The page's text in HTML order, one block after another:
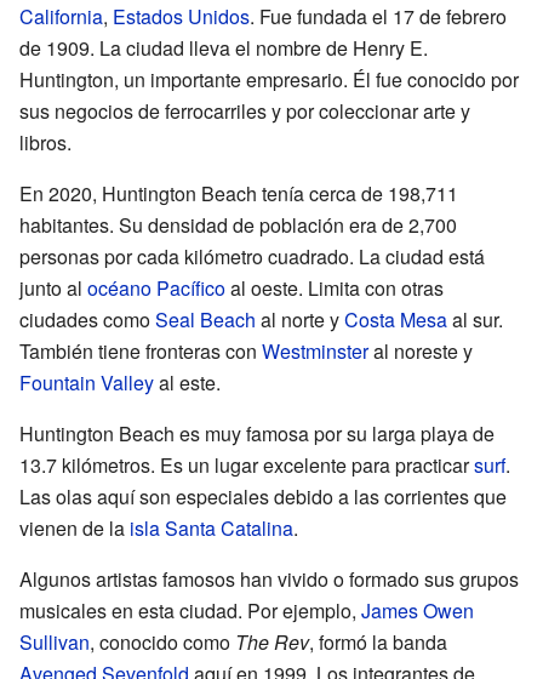
California, Estados Unidos. Fue fundada el 17 de febrero
de 1909. La ciudad lleva el nombre de Henry E.
Huntington, un importante empresario. Él fue conocido por
sus negocios de ferrocarriles y por coleccionar arte y
libros.
En 2020, Huntington Beach tenía cerca de 198,711
habitantes. Su densidad de población era de 2,700
personas por cada kilómetro cuadrado. La ciudad está
junto al océano Pacíficoal oeste. Limita con otras
ciudades comoSeal Beach al norte yCosta Mesaal sur.
También tiene fronteras con Westminsteral noreste y
Fountain Valleyal este.
Huntington Beach es muy famosa por su larga playa de
13.7 kilómetros. Es un lugar excelente para practicarsurf.
Las olas aquí son especiales debido a las corrientes que
vienen de la isla Santa Catalina.
Algunos artistas famosos han vivido o formado sus grupos
musicales en esta ciudad. Por ejemplo, James Owen
Sullivan, conocido como The Rev, formó la banda
Avenged Sevenfold aquí en 1999. Los integrantes de